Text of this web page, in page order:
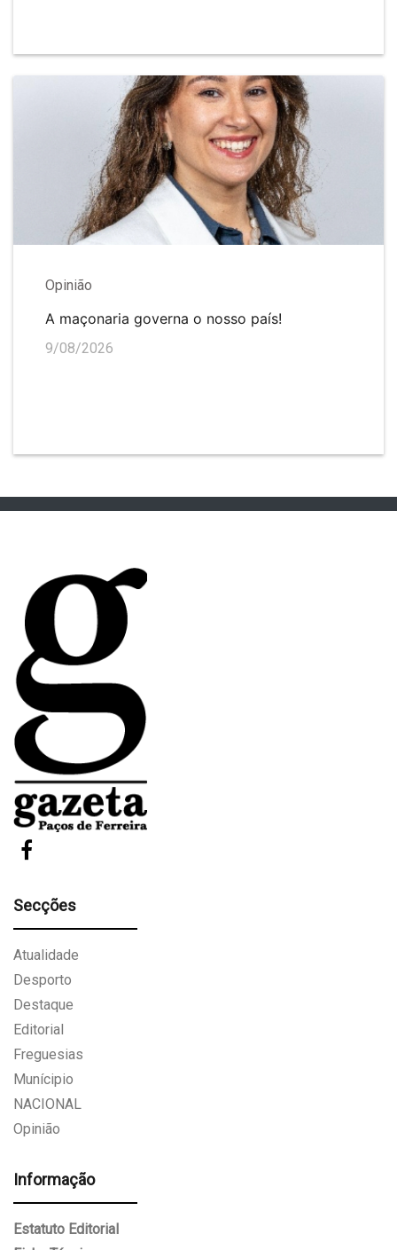
Opinião
A maçonaria governa o nosso país!
9/08/2026
Secções
Atualidade
Desporto
Destaque
Editorial
Freguesias
Munícipio
NACIONAL
Opinião
Informação
Estatuto Editorial